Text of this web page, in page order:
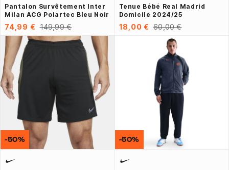
Pantalon Survêtement Inter
Milan ACG Polartec Bleu Noir
74,99 € 149,99 €
Tenue Bébé Real Madrid
Domicile 2024/25
18,00 € 60,00 €
-50% -50%